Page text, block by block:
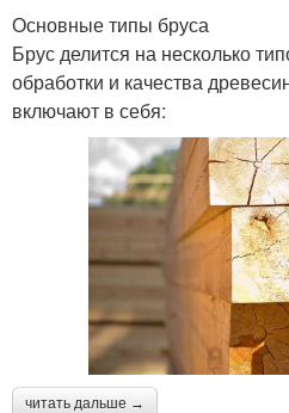
Основные типы бруса
Брус делится на несколько
обработки и качества
включают в себя:
читать дальше →